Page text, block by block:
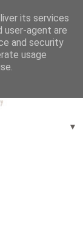
▼
its services
user-agent are
and security
usage